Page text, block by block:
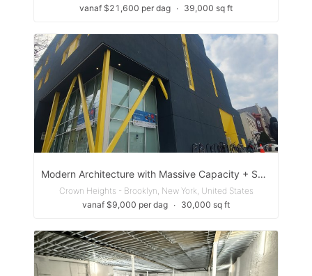
vanaf $21,600 per dag ∙ 39,000 sq ft
Modern Architecture with Massive Capacity + Sound Studio – Brooklyn
Crown Heights - Brooklyn, New York, United States
vanaf $9,000 per dag ∙ 30,000 sq ft